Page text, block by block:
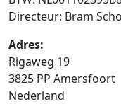
Directeur: Bram
Adres:
Rigaweg 19
3825 PP Amersfoort
Nederland